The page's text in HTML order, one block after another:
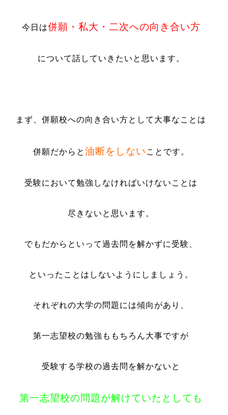
今日は併願・私大・二次への向き合い方
について話していきたいと思います。
まず、併願校への向き合い方として大事なことは
併願だからと 油断をしない ことです。
受験において勉強しなければいけないことは
尽きないと思います。
でもだからといって過去問を解かずに受験、
といったことはしないようにしましょう。
それぞれの大学の問題には傾向があり、
第一志望校の勉強ももちろん大事ですが
受験する学校の過去問を解かないと
第一志望校の問題が解けていたとしても